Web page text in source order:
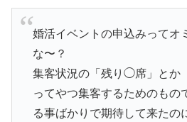
婚活イベントの申込みってオ
な〜？
集客状況の「残り◯席」とか
ってやつ集客するためのもの
る事ばかりで期待して来たの